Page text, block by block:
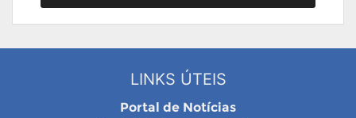
LINKS ÚTEIS
Portal de Notícias